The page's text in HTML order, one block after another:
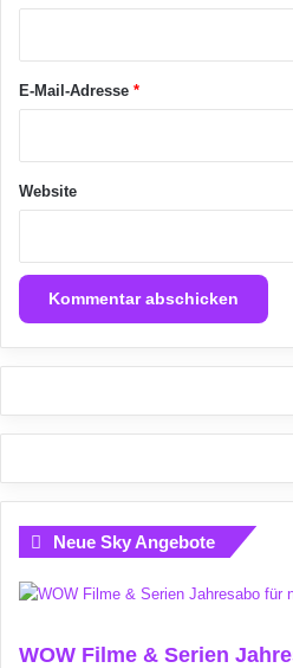
E-Mail-Adresse *
Website
Neue Sky Angebote
WOW Filme & Serien